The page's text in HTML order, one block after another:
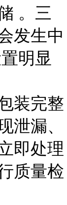
。三
发生中
明显
装完整
泄漏、
即处理
质量检